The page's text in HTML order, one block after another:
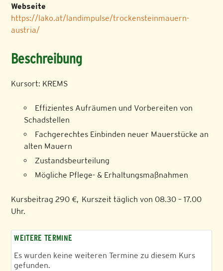
Webseite
https://lako.at/landimpulse/trockensteinmauern-
austria/
Beschreibung
Kursort: KREMS
Effizientes Aufräumen und Vorbereiten von
Schadstellen
Fachgerechtes Einbinden neuer Mauerstücke an
alten Mauern
Zustandsbeurteilung
Mögliche Pflege- & Erhaltungsmaßnahmen
Kursbeitrag 290 €, Kurszeit täglich von 08.30 – 17.00
Uhr.
WEITERE TERMINE
Es wurden keine weiteren Termine zu diesem Kurs
gefunden.